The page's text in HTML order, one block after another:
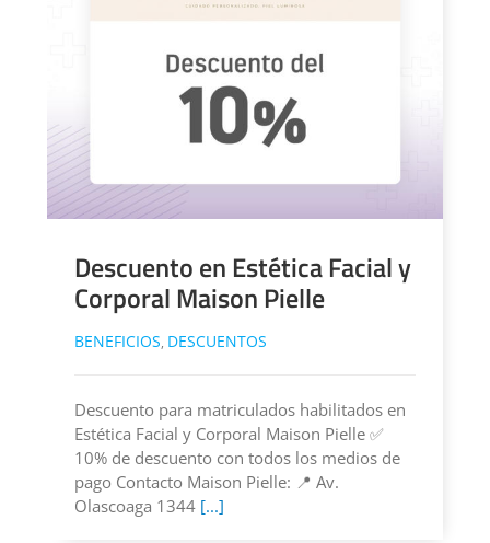
Descuento en Estética Facial y
Corporal Maison Pielle
BENEFICIOS, DESCUENTOS
Descuento para matriculados habilitados en
Estética Facial y Corporal Maison Pielle ✅
10% de descuento con todos los medios de
pago Contacto Maison Pielle: 📍 Av.
Olascoaga 1344 [...]